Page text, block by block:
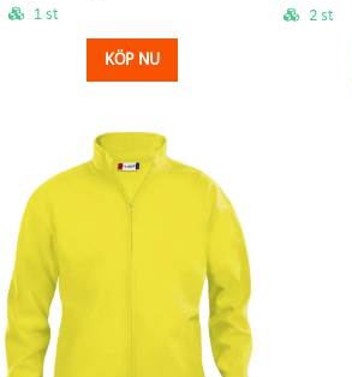
1 st
KÖP NU
2 st